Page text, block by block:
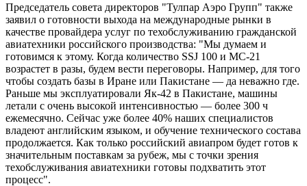
Председатель совета директоров "Тулпар Аэро Групп" также
заявил о готовности выхода на международные рынки в
качестве провайдера услуг по техобслуживанию гражданской
авиатехники российского производства: "Мы думаем и
готовимся к этому. Когда количество SSJ 100 и МС-21
возрастет в разы, будем вести переговоры. Например, для того
чтобы создать базы в Иране или Пакистане — да неважно где.
Раньше мы эксплуатировали Як-42 в Пакистане, машины
летали с очень высокой интенсивностью — более 300 ч
ежемесячно. Сейчас уже более 40% наших специалистов
владеют английским языком, и обучение технического состава
продолжается. Как только российский авиапром будет готов к
значительным поставкам за рубеж, мы с точки зрения
техобслуживания авиатехники готовы подхватить этот
процесс".